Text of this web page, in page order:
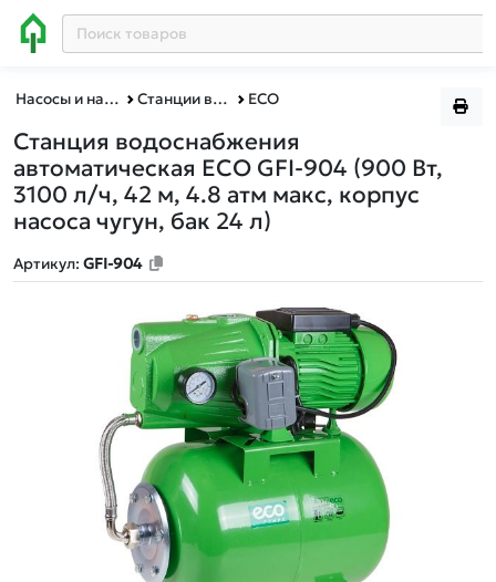
Насосы и насосное оборудование Станции водоснабжения ECO
Станция водоснабжения
автоматическая ECO GFI-904 (900 Вт,
3100 л/ч, 42 м, 4.8 атм макс, корпус
насоса чугун, бак 24 л)
Артикул: GFI-904